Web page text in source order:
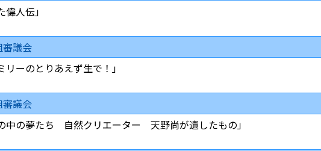
人伝」
議会
ーのとりあえず生で！」
議会
中の夢たち 自然クリエーター 天野尚が遺したもの」